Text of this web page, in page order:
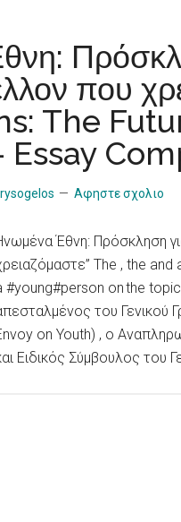
που
The
Essay
Αφηστε σχολιο
Έθνη: Πρόσκληση
The , the
#young#person on the topic
του Γενικού
on Youth) , ο
Ειδικός Σύμβουλος του